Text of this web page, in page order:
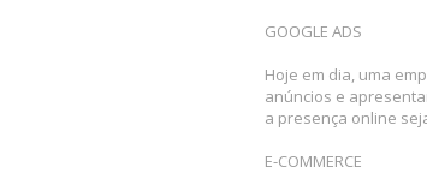
GOOGLE ADS
Hoje em dia, uma
anúncios e
a presença online
E-COMMERCE